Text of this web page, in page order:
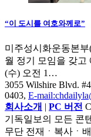
“이 도시를 여호와께로”
미주성시화운동본
월 정기 모임을 갖고
(수) 오전 1…
3055 Wilshire Blvd.
0403, E-
회사소개 | PC 버전
기독일보의 모든 콘
무단 전재ㆍ복사ㆍ